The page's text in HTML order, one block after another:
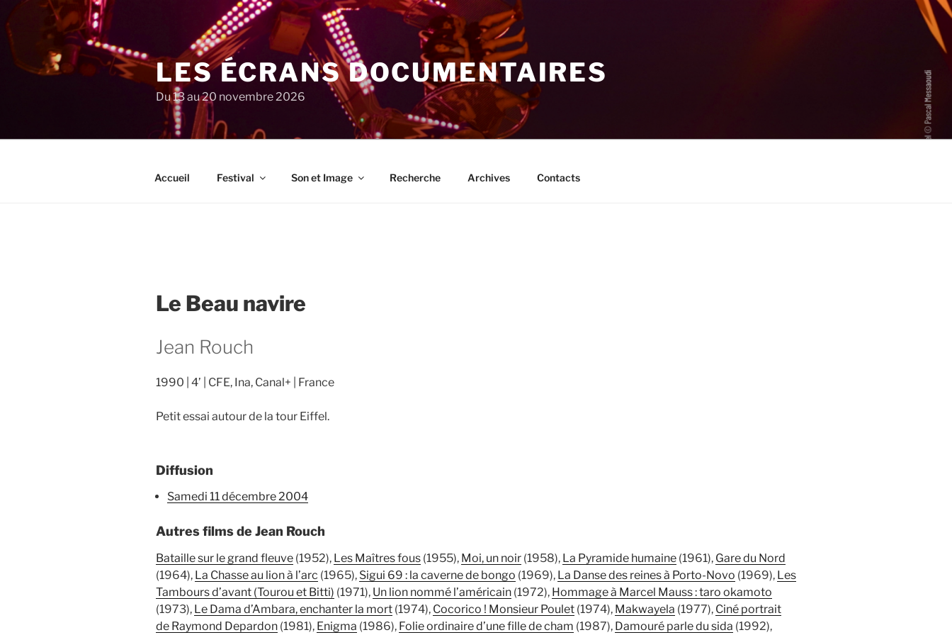
au
contenu
principal
LES ÉCRANS DOCUMENTAIRES
Du 13 au 20 novembre 2026
Accueil Festival Son et Image Recherche Archives Contacts
Le Beau navire
Jean Rouch
1990 4’ CFE, Ina, Canal+ France
Petit essai autour de la tour Eiffel.
Diffusion
samedi 11 décembre 2004
Autres films de Jean Rouch
Bataille sur le grand fleuve (1952), Les Maîtres fous (1955), Moi, un noir (1958), La Pyramide humaine (1961), Gare du Nord
(1964), La Chasse au lion à l’arc (1965), Sigui 69 : la caverne de bongo (1969), La Danse des reines à Porto-Novo (1969), Les
Tambours d’avant (Tourou et Bitti) (1971), Un lion nommé l’américain (1972), Hommage à Marcel Mauss : taro okamoto
(1973), Le Dama d’Ambara, enchanter la mort (1974), Cocorico ! Monsieur Poulet (1974), Makwayela (1977), Ciné portrait
de Raymond Depardon (1981), Enigma (1986), Folie ordinaire d’une fille de cham (1987), Damouré parle du sida (1992),